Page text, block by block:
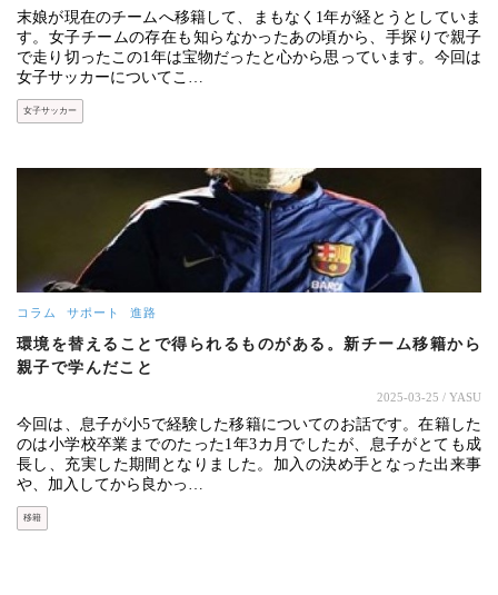
末娘が現在のチームへ移籍して、まもなく1年が経とうとしていま
す。女子チームの存在も知らなかったあの頃から、手探りで親子
で走り切ったこの1年は宝物だったと心から思っています。今回は
女子サッカーについてこ…
女子サッカー
コラム サポート 進路
環境を替えることで得られるものがある。新チーム移籍から
親子で学んだこと
2025-03-25 / YASU
今回は、息子が小5で経験した移籍についてのお話です。在籍した
のは小学校卒業までのたった1年3カ月でしたが、息子がとても成
長し、充実した期間となりました。加入の決め手となった出来事
や、加入してから良かっ…
移籍